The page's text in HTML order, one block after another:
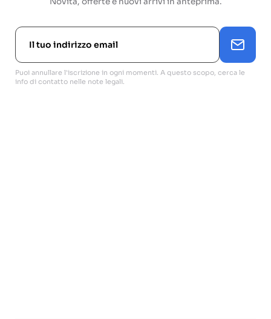
Puoi annullare l'iscrizione in ogni momenti. A questo scopo, cerca le
info di contatto nelle note legali.